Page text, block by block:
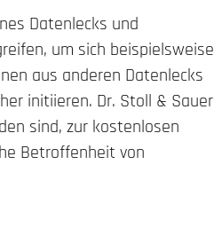
Datenlecks und
um sich beispielsweise
aus anderen Datenlecks
initiieren. Dr. Stoll & Sauer
sind, zur kostenlosen
Betroffenheit von